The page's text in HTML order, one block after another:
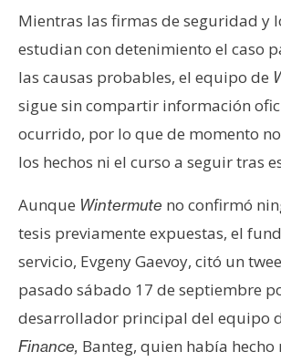
Mientras las firmas de seguridad y
estudian con detenimiento el caso
las causas probables, el equipo de
sigue sin compartir información
ocurrido, por lo que de momento
los hechos ni el curso a seguir tras
Aunque Wintermute no confirmó
tesis previamente expuestas, el
servicio, Evgeny Gaevoy, citó un
pasado sábado 17 de septiembre
desarrollador principal del equipo
Finance, Banteg, quien había hecho